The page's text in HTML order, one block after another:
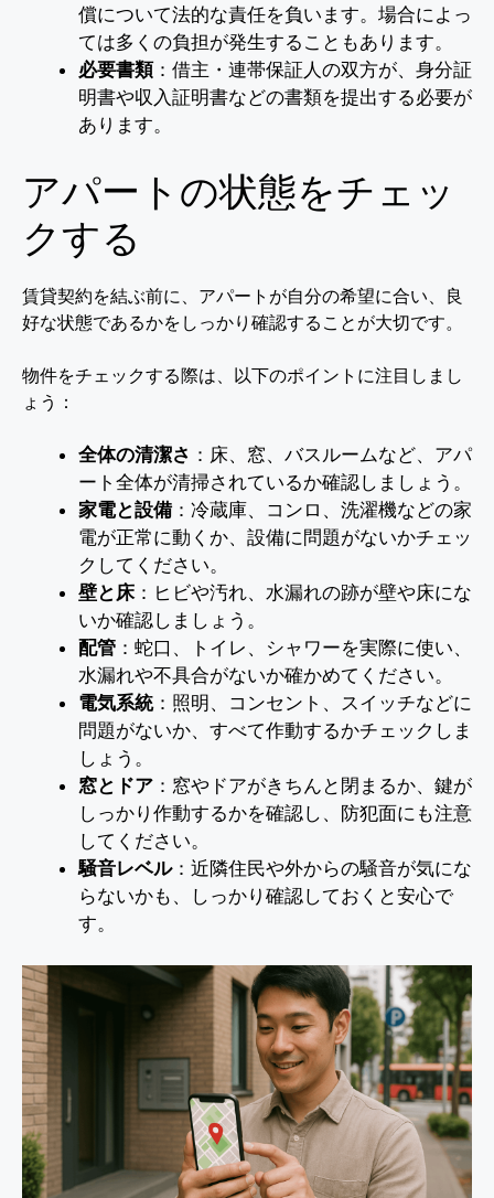
償について法的な責任を負います。場合によっ
ては多くの負担が発生することもあります。
必要書類：借主・連帯保証人の双方が、身分証
明書や収入証明書などの書類を提出する必要が
あります。
アパートの状態をチェッ
クする
賃貸契約を結ぶ前に、アパートが自分の希望に合い、良
好な状態であるかをしっかり確認することが大切です。
物件をチェックする際は、以下のポイントに注目しまし
ょう：
全体の清潔さ ：床、窓、バスルームなど、アパ
ート全体が清掃されているか確認しましょう。
家電と設備：冷蔵庫、コンロ、洗濯機などの家
電が正常に動くか、設備に問題がないかチェッ
クしてください。
壁と床：ヒビや汚れ、水漏れの跡が壁や床にな
いか確認しましょう。
配管 ：蛇口、トイレ、シャワーを実際に使い、
水漏れや不具合がないか確かめてください。
電気系統：照明、コンセント、スイッチなどに
問題がないか、すべて作動するかチェックしま
しょう。
窓とドア ：窓やドアがきちんと閉まるか、鍵が
しっかり作動するかを確認し、防犯面にも注意
してください。
騒音レベル：近隣住民や外からの騒音が気にな
らないかも、しっかり確認しておくと安心で
す。